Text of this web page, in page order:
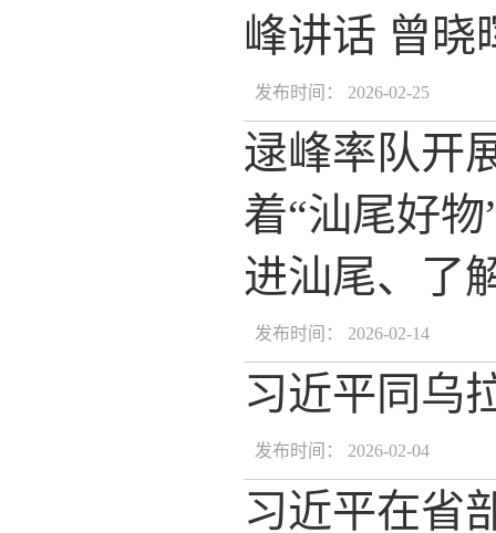
峰讲话 曾晓
发布时间： 2026-02-25
逯峰率队开
着“汕尾好
进汕尾、了
发布时间： 2026-02-14
习近平同乌
发布时间： 2026-02-04
习近平在省